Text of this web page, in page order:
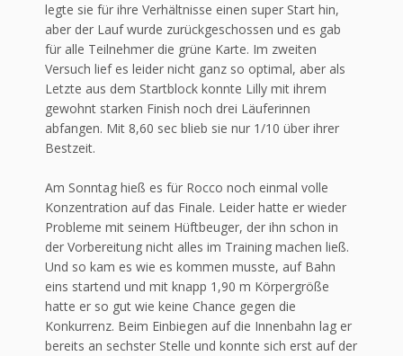
legte sie für ihre Verhältnisse einen super Start hin,
aber der Lauf wurde zurückgeschossen und es gab
für alle Teilnehmer die grüne Karte. Im zweiten
Versuch lief es leider nicht ganz so optimal, aber als
Letzte aus dem Startblock konnte Lilly mit ihrem
gewohnt starken Finish noch drei Läuferinnen
abfangen. Mit 8,60 sec blieb sie nur 1/10 über ihrer
Bestzeit.
Am Sonntag hieß es für Rocco noch einmal volle
Konzentration auf das Finale. Leider hatte er wieder
Probleme mit seinem Hüftbeuger, der ihn schon in
der Vorbereitung nicht alles im Training machen ließ.
Und so kam es wie es kommen musste, auf Bahn
eins startend und mit knapp 1,90 m Körpergröße
hatte er so gut wie keine Chance gegen die
Konkurrenz. Beim Einbiegen auf die Innenbahn lag er
bereits an sechster Stelle und konnte sich erst auf der